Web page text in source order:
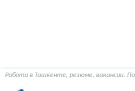
Работа в Ташкенте, резюме, вакансии.